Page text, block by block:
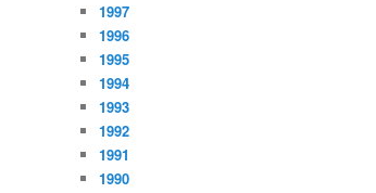
1997
1996
1995
1994
1993
1992
1991
1990